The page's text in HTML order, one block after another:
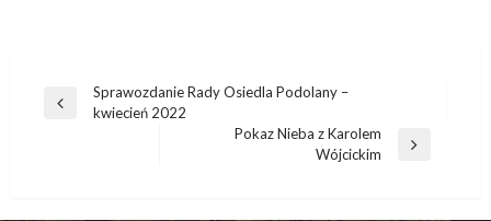
Sprawozdanie Rady Osiedla Podolany –
kwiecień 2022
Pokaz Nieba z Karolem
Wójcickim